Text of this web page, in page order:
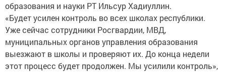
образования и науки РТ Ильсур Хадиуллин.
«Будет усилен контроль во всех школах республики.
Уже сейчас сотрудники Росгвардии, МВД,
муниципальных органов управления образования
выезжают в школы и проверяют их. До конца недели
этот процесс будет продолжен. Мы усилили контроль»,